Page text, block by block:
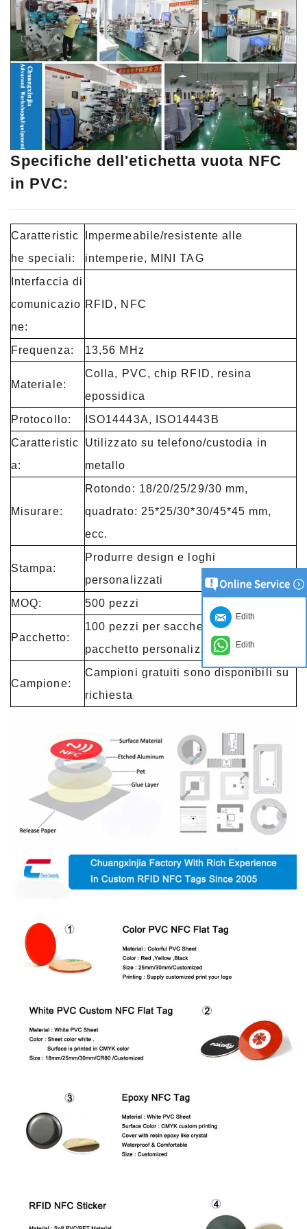
Specifiche dell'etichetta vuota NFC
in PVC:
Caratteristic
he speciali:
Impermeabile/resistente alle
intemperie, MINI TAG
Interfaccia di
comunicazio
ne:
RFID, NFC
Frequenza: 13,56 MHz
Materiale:
Colla, PVC, chip RFID, resina
epossidica
Protocollo:
ISO14443A, ISO14443B
Caratteristic
a:
Utilizzato su telefono/custodia in
metallo
Misurare:
Rotondo: 18/20/25/29/30 mm,
quadrato: 25*25/30*30/45*45 mm,
ecc.
Stampa:
Produrre design e loghi
personalizzati
MOQ:
500 pezzi
Pacchetto:
100 pezzi per sacchetto del opp,
pacchetto personalizzato, ecc
Campione:
Campioni gratuiti sono disponibili su
richiesta
Edith
Edith